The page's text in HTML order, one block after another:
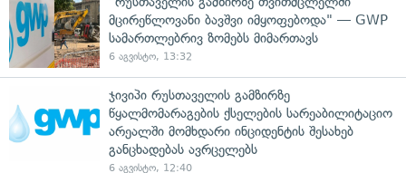
მცირეწლოვანი ბავშვი იმყოფებოდა" — GWP
სამართლებრივ ზომებს მიმართავს
6 აგვისტო, 13:32
ჯივიპი რუსთაველის გამზირზე
წყალმომარაგების ქსელების სარეაბილიტაციო
არეალში მომხდარი ინციდენტის შესახებ
განცხადებას ავრცელებს
6 აგვისტო, 12:40